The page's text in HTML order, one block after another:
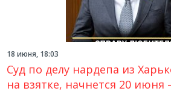
18 июня, 18:03
Суд по делу нардепа из
на взятке, начнется 20